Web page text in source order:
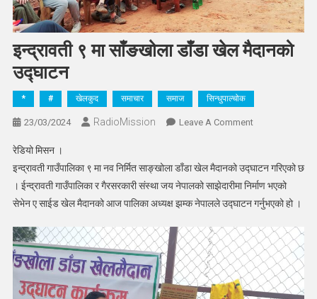
इन्द्रावती ९ मा साँङखोला डाँडा खेल मैदानको
उद्घाटन
* # खेलकुद समाचार समाज सिन्धुपाल्चोक
23/03/2024 RadioMission Leave A CommentOn
मा
साँङखोला
डाँडा
मैदानको
उद्घाटन
रेडियो मिसन ।
इन्द्रावती गाउँपालिका ९ मा नव निर्मित साङ्खोला डाँडा खेल मैदानको उद्घाटन गरिएको छ
। ईन्द्रावती गाउँपालिका र गैरसरकारी संस्था जय नेपालको साझेदारीमा निर्माण भएको
सेभेन ए साईड खेल मैदानको आज पालिका अध्यक्ष झम्क नेपालले उद्घाटन गर्नुभएको हो ।